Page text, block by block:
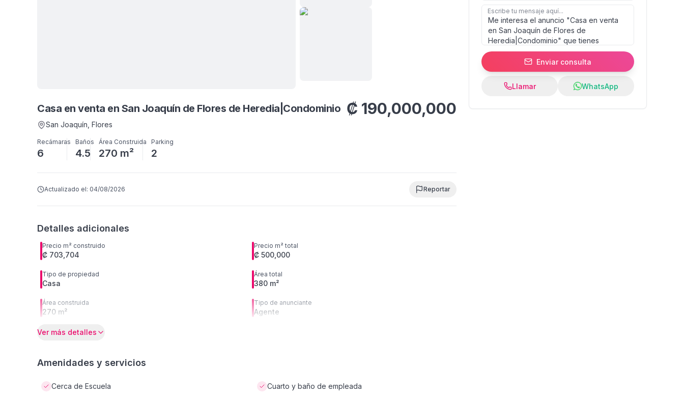
Casa en venta en San Joaquín de Flores de Heredia|Condominio
San Joaquín , Flores
Recámaras
6
Baños
4.5
Área Construida
270 m²
Parking
2
₡ 190,000,000
Actualizado el: 04/08/2026 Reportar
Detalles adicionales
Precio m² construido
₡ 703,704
Precio m² total
₡ 500,000
Tipo de propiedad
Casa
Área total
380 m²
Área construida
270 m²
Tipo de anunciante
Agente
Ver más detalles
Amenidades y servicios
Cerca de Escuela Cuarto y baño de empleada
Escribe tu mensaje aquí...
Enviar consulta
Llamar WhatsApp